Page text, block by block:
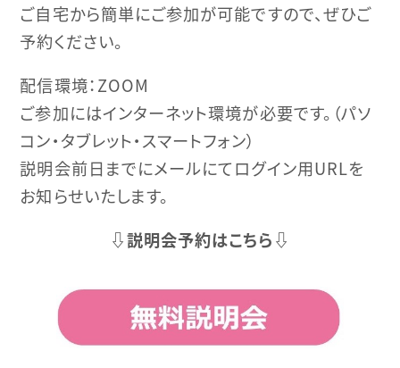
ご自宅から簡単にご参加が可能ですので、ぜひご
予約ください。
配信環境：ZOOM
ご参加にはインターネット環境が必要です。（パソ
コン・タブレット・スマートフォン）
説明会前日までにメールにてログイン用URLを
お知らせいたします。
⇩説明会予約はこちら⇩